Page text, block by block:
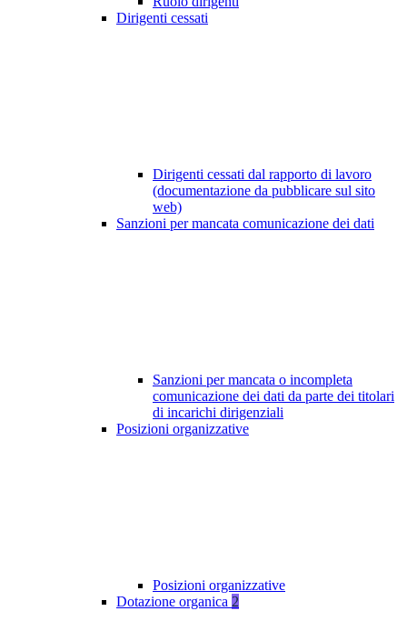
Dirigenti cessati
Dirigenti cessati dal rapporto di lavoro
(documentazione da pubblicare sul sito
web)
Sanzioni per mancata comunicazione dei dati
Sanzioni per mancata o incompleta
comunicazione dei dati da parte dei titolari
di incarichi dirigenziali
Posizioni organizzative
Posizioni organizzative
Dotazione organica 2